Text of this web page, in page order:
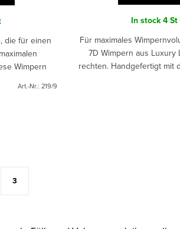
die für einen
Wimpern
Art.-Nr.: 219/9
In stock4 St
Für maximales
7D Wimpern aus Luxury
rechten. Handgefertigt mit
Wimpern. Vgeeignet
3